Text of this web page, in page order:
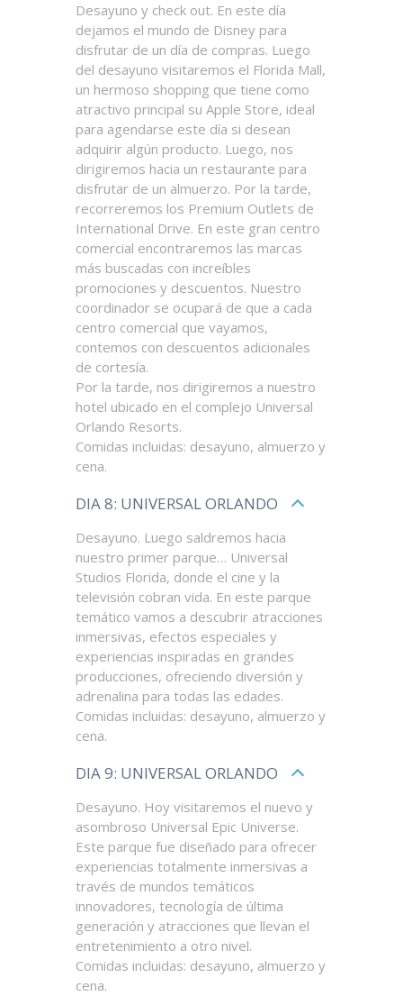
Desayuno y check out. En este día
dejamos el mundo de Disney para
disfrutar de un día de compras. Luego
del desayuno visitaremos el Florida Mall,
un hermoso shopping que tiene como
atractivo principal su Apple Store, ideal
para agendarse este día si desean
adquirir algún producto. Luego, nos
dirigiremos hacia un restaurante para
disfrutar de un almuerzo. Por la tarde,
recorreremos los Premium Outlets de
International Drive. En este gran centro
comercial encontraremos las marcas
más buscadas con increíbles
promociones y descuentos. Nuestro
coordinador se ocupará de que a cada
centro comercial que vayamos,
contemos con descuentos adicionales
de cortesía.
Por la tarde, nos dirigiremos a nuestro
hotel ubicado en el complejo Universal
Orlando Resorts.
Comidas incluidas: desayuno, almuerzo y
cena.
DIA 8: UNIVERSAL ORLANDO
Desayuno. Luego saldremos hacia
nuestro primer parque… Universal
Studios Florida, donde el cine y la
televisión cobran vida. En este parque
temático vamos a descubrir atracciones
inmersivas, efectos especiales y
experiencias inspiradas en grandes
producciones, ofreciendo diversión y
adrenalina para todas las edades.
Comidas incluidas: desayuno, almuerzo y
cena.
DIA 9: UNIVERSAL ORLANDO
Desayuno. Hoy visitaremos el nuevo y
asombroso Universal Epic Universe.
Este parque fue diseñado para ofrecer
experiencias totalmente inmersivas a
través de mundos temáticos
innovadores, tecnología de última
generación y atracciones que llevan el
entretenimiento a otro nivel.
Comidas incluidas: desayuno, almuerzo y
cena.